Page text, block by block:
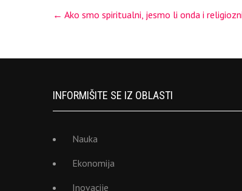
Post
navigation
← Ako smo spiritualni, jesmo li onda i
INFORMIŠITE SE IZ OBLASTI
Nauka
Ekonomija
Inovacije